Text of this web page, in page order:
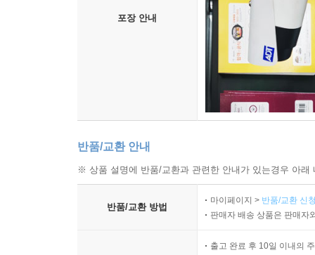
포장 안내
반품/교환 안내
※ 상품 설명에 반품/교환과 관련한 안내가 있는경우 아
반품/교환 방법
마이페이지 > 반품/교환 신
판매자 배송 상품은 판매자
출고 완료 후 10일 이내의